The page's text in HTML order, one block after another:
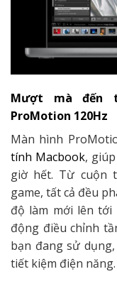
Mượt mà đến
ProMotion 120Hz
Màn hình
tính Macbook,
giờ hết. Từ cuộn
game, tất cả đều
độ làm mới lên tới
động điều chỉnh
bạn đang sử
tiết kiệm điện năng.